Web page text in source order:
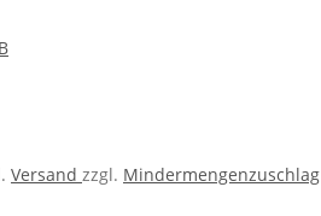
Versand zzgl. Mindermengenzuschlag